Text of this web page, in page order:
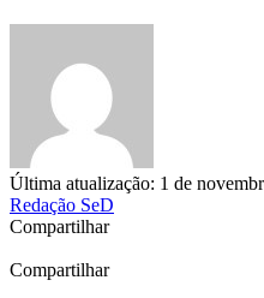
Última atualização: 1 de
Redação SeD
Compartilhar
Compartilhar